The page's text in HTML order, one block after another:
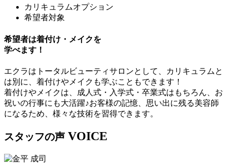
カリキュラムオプション
希望者対象
希望者は着付け・メイクを
学べます！
エクラはトータルビューティサロンとして、カリキュラムと
は別に、着付けやメイクも学ぶこともできます！
着付けやメイクは、成人式・入学式・卒業式はもちろん、お
祝いの行事にも大活躍♪お客様の記憶、思い出に残る美容師
になるため、様々な技術を習得できます。
スタッフの声 VOICE